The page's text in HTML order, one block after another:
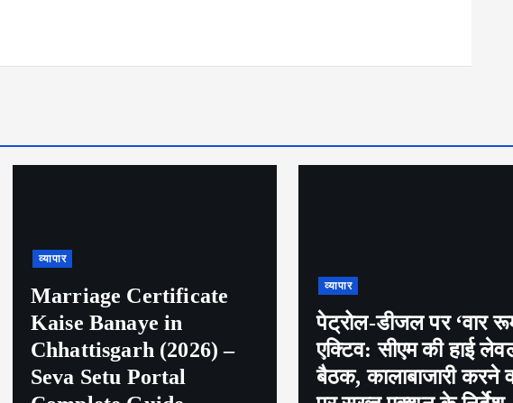
पेट्रोल-डीजल पर ‘वार रूम’
एक्टिव: सीएम की हाई लेवल
बैठक, कालाबाजारी करने वालों
व्यापार
खेलो इंडिया ट्राइबल गेम्स
(तीसरा दिन) कर्नाटक का